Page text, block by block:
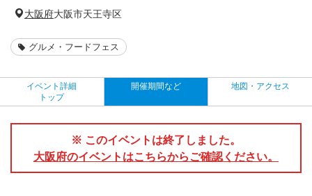
大阪府大阪市天王寺区
グルメ・フードフェス
イベント詳細
トップ
開催期間など 地図・アクセス
※ このイベントは終了しました。
大阪府のイベントはこちらからご確認ください。